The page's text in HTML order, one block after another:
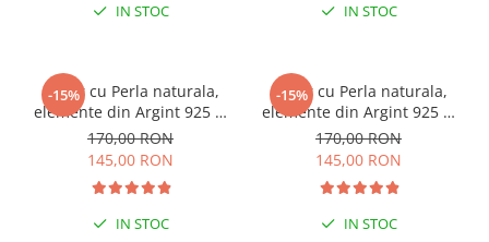
IN STOC IN STOC
-15%
Colier cu Perla naturala,
elemente din Argint 925 si
margele Miyuki, multicolor
170,00 RON
145,00 RON
IN STOC
-15%
Colier cu Perla naturala,
elemente din Argint 925 si
margele Miyuki, verde/kiwi
170,00 RON
145,00 RON
IN STOC